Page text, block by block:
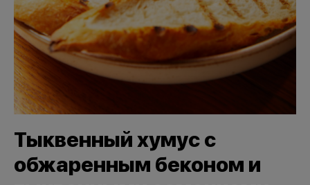
Тыквенный хумус с
обжаренным беконом и